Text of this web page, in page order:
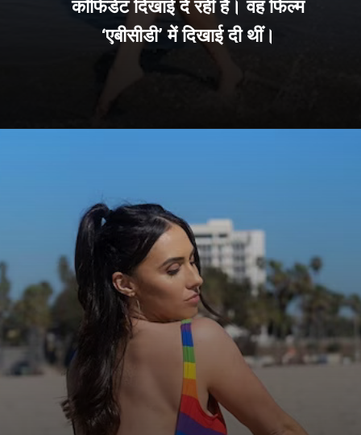
कॉंफिडेंट दिखाई दे रही हैं। वह फिल्म
‘एबीसीडी’ में दिखाई दी थीं।